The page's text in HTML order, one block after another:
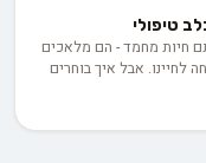
על פני אלפי שנים.
הסיפור הכובש של
טרנספורמציות
האנושית.
טיפולי
חיות מחמד - הם מלאכים
לחיינו. אבל איך בוחרים
לשותף רגשי אמיתי.